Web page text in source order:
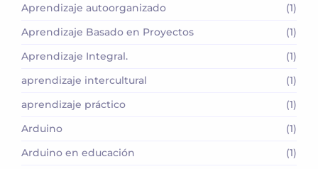
Aprendizaje autoorganizado
(1)
Aprendizaje Basado en Proyectos
(1)
Aprendizaje Integral.
(1)
aprendizaje intercultural
(1)
aprendizaje práctico
(1)
Arduino
(1)
Arduino en educación
(1)